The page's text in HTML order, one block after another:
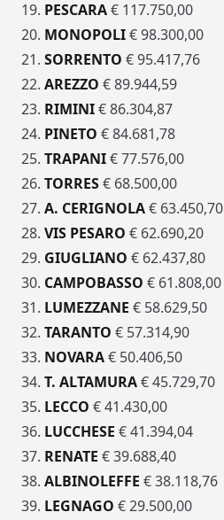
19. PESCARA€ 117.750,00
20. MONOPOLI€ 98.300,00
21. SORRENTO € 95.417,76
22. AREZZO € 89.944,59
23. RIMINI€ 86.304,87
24. PINETO € 84.681,78
25. TRAPANI€ 77.576,00
26. TORRES€ 68.500,00
27. A. CERIGNOLA€ 63.450,70
28. VIS PESARO € 62.690,20
29. GIUGLIANO € 62.437,80
30. CAMPOBASSO € 61.808,00
31. LUMEZZANE € 58.629,50
32. TARANTO € 57.314,90
33. NOVARA€ 50.406,50
34. T. ALTAMURA€ 45.729,70
35. LECCO € 41.430,00
36. LUCCHESE € 41.394,04
37. RENATE € 39.688,40
38. ALBINOLEFFE € 38.118,76
39. LEGNAGO € 29.500,00